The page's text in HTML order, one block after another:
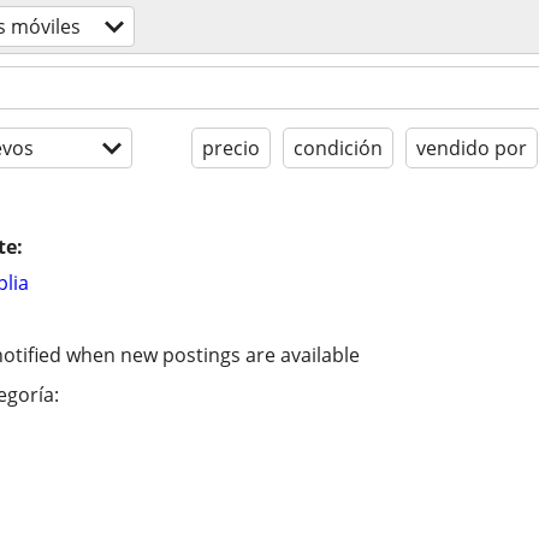
móviles
precio condición vendido por
when new postings are available